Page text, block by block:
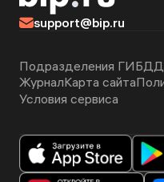
support@bip.ru
Подразделения ГИБДД
ЖурналКарта сайта
Условия сервиса